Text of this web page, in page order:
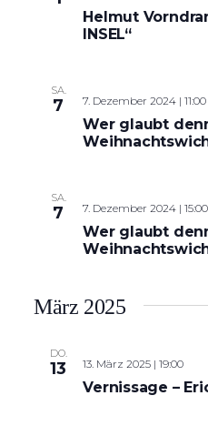
Helmut
INSEL“
SA.
7 7. Dezember 2024 | 11:00
Wer glaubt
SA.
7 7. Dezember 2024 | 15:00
Wer glaubt
März 2025
DO.
13 13. März 2025 | 19:00
Vernissage –